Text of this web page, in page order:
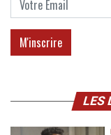
LES